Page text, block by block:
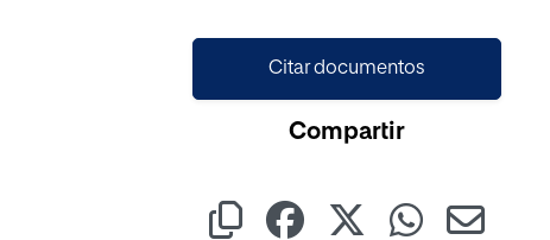
Citar documentos
Compartir